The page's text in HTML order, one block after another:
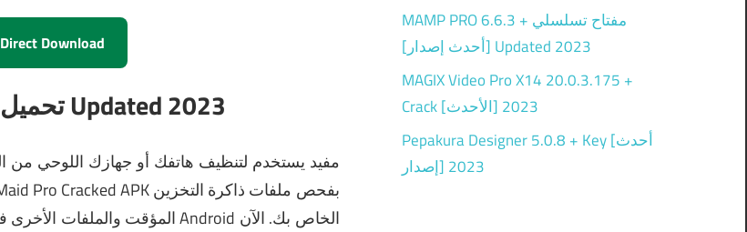
Direct Download
SD Maid Pro APK 5.5.4[أحدث إصدار] تحميل Updated 2023
المؤقت والملفات الأخرى في هاتفك أو جهازك اللوحي ، ثم يحاول مسحها من ذاكرة جهاز Android الخاص بك. الآن
MAMP PRO 6.6.3 + مفتاح تسلسلي
[أحدث إصدار] Updated 2023
MAGIX Video Pro X14 20.0.3.175 +
Crack [الأحدث] 2023
Pepakura Designer 5.0.8 + Key [أحدث
إصدار] 2023